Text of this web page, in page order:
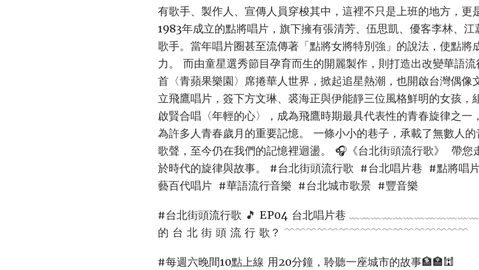
有歌手、製作人、宣傳人員穿梭其中，這裡不只是上班的地方，更
1983年成立的點將唱片，旗下擁有張清芳、伍思凱、優客李林、
歌手。當年唱片圈甚至流傳著「點將女將特別強」的說法，使點將
力。 而由童星選秀節目孕育而生的開麗製作，則打造出改變華
首〈青蘋果樂園〉席捲華人世界，掀起追星熱潮，也開啟台灣偶
立飛鷹唱片，簽下方文琳、裘海正與伊能靜三位風格鮮明的女孩，
啟賢合唱〈年輕的心〉，成為飛鷹時期最具代表性的青春旋律之
為許多人青春歲月的重要記憶。 一條小小的巷子，承載了無數人
歌聲，至今仍在我們的記憶裡迴盪。 🎧《台北街頭流行歌》 帶
於時代的旋律與故事。 #台北街頭流行歌 #台北唱片巷 #點將
藝百代唱片 #華語流行音樂 #台北城市歌景 #豐音樂
#台北街頭流行歌 🎵 EP04 台北唱片巷
的 台 北 街 頭 流 行 歌？ ﹋﹋﹋﹋﹋﹋﹋﹋﹋﹋﹋﹋﹋﹋﹋﹋﹋
#每週六晚間10點上線 用20分鐘，聆聽一座城市的故事🏦🏣🕍